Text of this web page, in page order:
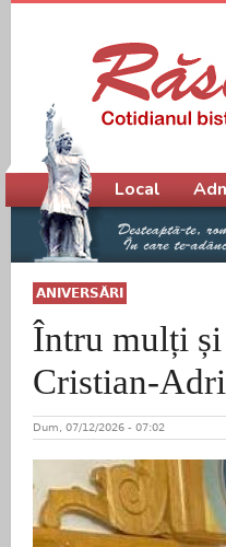
ANIVERSĂRI
Întru mulți
Cristian-
Dum, 07/12/2026 - 07:02
Meniu principal
Local